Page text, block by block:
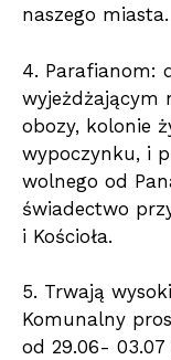
naszego miasta.
4. Parafianom:
wyjeżdżającym
obozy, kolonie
wypoczynku, i
wolnego od
świadectwo
i Kościoła.
5. Trwają
Komunalny
od 29.06-